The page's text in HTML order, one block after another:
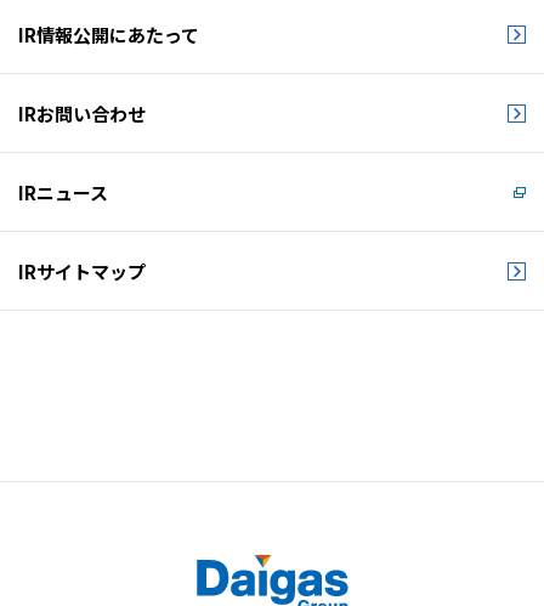
IR情報公開にあたって
IRお問い合わせ
IRニュース
IRサイトマップ